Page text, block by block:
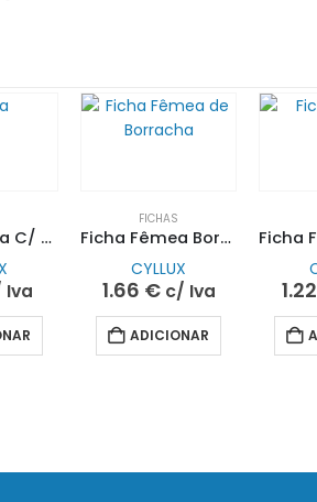
Ficha Fêmea C/ Terra em Cerâmica Para Fornos 10/16A 250V~ | CYLLUX
Iva
FICHAS
Ficha Fêmea Borracha Branca C/ Terra Saída Direita 10/16A 250V~| CYLLUX
CYLLUX
1.66 € c/ Iva
ADICIONAR
1.22